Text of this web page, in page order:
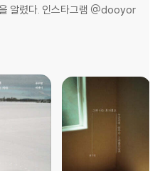
의 의미 166 / 내가 진짜로 원하는
복이 될 때까지 171 / 어느 젊은 예
/ 구하는 일에 대하여 183 / 가볍
189 / 실패에 익숙해지기 191 / 어
/ 꽃인 줄도 모르고 200 / 나의 것 2
알렸다. 인스타그램 @dooyor